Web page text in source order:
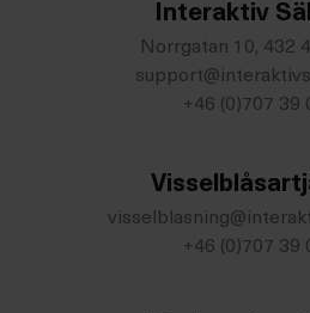
Interaktiv
Norrgatan 10, 432
+46 (0)707 39
+46 (0)707 39